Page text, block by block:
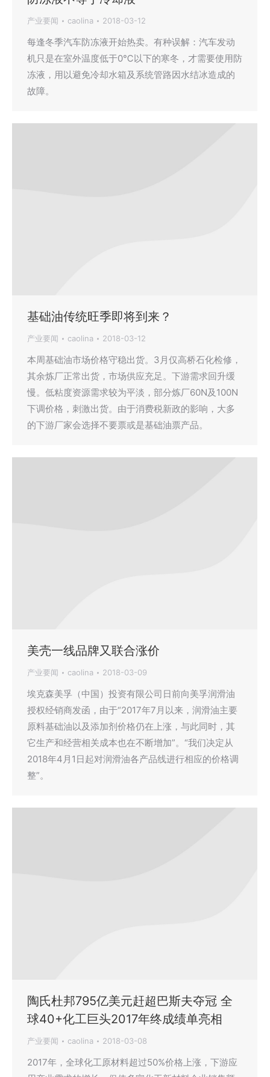
产业要闻 caolina 2018-03-12
每逢冬季汽车防冻液开始热卖。有种误解：汽车发动
机只是在室外温度低于0℃以下的寒冬，才需要使用防
冻液，用以避免冷却水箱及系统管路因水结冰造成的
故障。
基础油传统旺季即将到来？
产业要闻 caolina 2018-03-12
本周基础油市场价格守稳出货。3月仅高桥石化检修，
其余炼厂正常出货，市场供应充足。下游需求回升缓
慢。低粘度资源需求较为平淡，部分炼厂60N及100N
下调价格，刺激出货。由于消费税新政的影响，大多
的下游厂家会选择不要票或是基础油票产品。
美壳一线品牌又联合涨价
产业要闻 caolina 2018-03-09
埃克森美孚（中国）投资有限公司日前向美孚润滑油
授权经销商发函，由于“2017年7月以来，润滑油主要
原料基础油以及添加剂价格仍在上涨，与此同时，其
它生产和经营相关成本也在不断增加”。“我们决定从
2018年4月1日起对润滑油各产品线进行相应的价格调
整”。
陶氏杜邦795亿美元赶超巴斯夫夺冠 全
球40+化工巨头2017年终成绩单亮相
产业要闻 caolina 2018-03-08
2017年，全球化工原材料超过50%价格上涨，下游应